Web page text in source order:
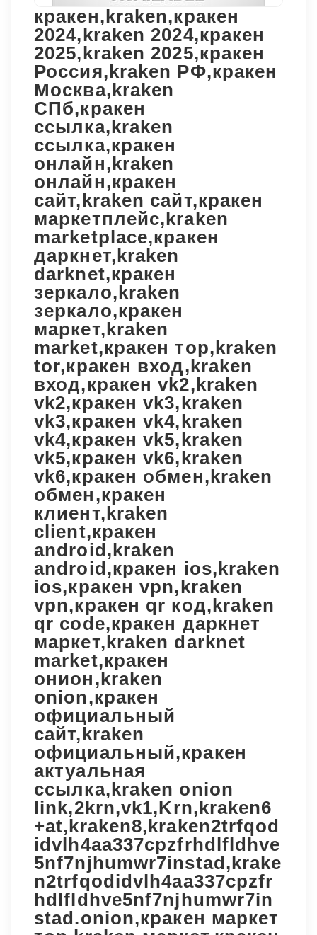
кракен,kraken,кракен
2024,kraken 2024,кракен
2025,kraken 2025,кракен
Россия,kraken РФ,кракен
Москва,kraken
СПб,кракен
ссылка,kraken
ссылка,кракен
онлайн,kraken
онлайн,кракен
сайт,kraken сайт,кракен
маркетплейс,kraken
marketplace,кракен
даркнет,kraken
darknet,кракен
зеркало,kraken
зеркало,кракен
маркет,kraken
market,кракен тор,kraken
tor,кракен вход,kraken
вход,кракен vk2,kraken
vk2,кракен vk3,kraken
vk3,кракен vk4,kraken
vk4,кракен vk5,kraken
vk5,кракен vk6,kraken
vk6,кракен обмен,kraken
обмен,кракен
клиент,kraken
client,кракен
android,kraken
android,кракен ios,kraken
ios,кракен vpn,kraken
vpn,кракен qr код,kraken
qr code,кракен даркнет
маркет,kraken darknet
market,кракен
онион,kraken
onion,кракен
официальный
сайт,kraken
официальный,кракен
актуальная
ссылка,kraken onion
link,2krn,vk1,Krn,kraken6
+at,kraken8,kraken2trfqod
idvlh4aa337cpzfrhdlfldhve
5nf7njhumwr7instad,krake
n2trfqodidvlh4aa337cpzfr
hdlfldhve5nf7njhumwr7in
stad.onion,кракен маркет